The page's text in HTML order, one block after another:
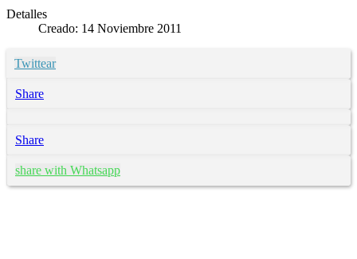
Detalles
Creado: 14 Noviembre 2011
Twittear
Share
Share
share with Whatsapp